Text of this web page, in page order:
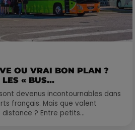
OU VRAI BON PLAN ?
« BUS...
devenus incontournables dans
français. Mais que valent
? Entre petits...